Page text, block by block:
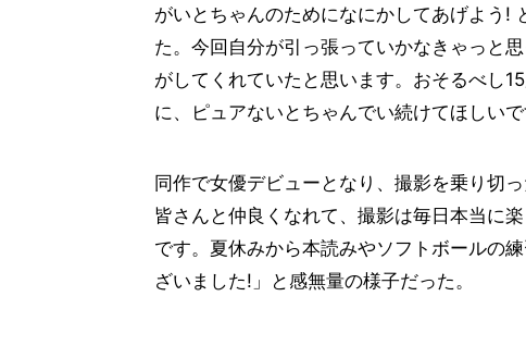
がいとちゃんのためになにかしてあげよう!
た。今回自分が引っ張っていかなきゃっと
がしてくれていたと思います。おそるべし
に、ピュアないとちゃんでい続けてほしいで
同作で女優デビューとなり、撮影を乗り切
皆さんと仲良くなれて、撮影は毎日本当に
です。夏休みから本読みやソフトボールの
ざいました!」と感無量の様子だった。